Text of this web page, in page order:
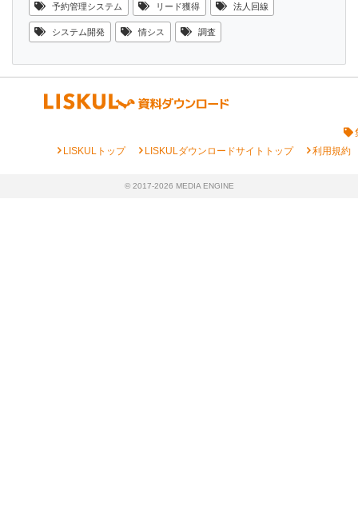
予約管理システム リード獲得 法人回線
システム開発 情シス 調査
chevron_rightLISKULトップ chevron_rightLISKULダウンロードサイトトップ chevron_right利用規約
© 2017-2026 MEDIA ENGINE